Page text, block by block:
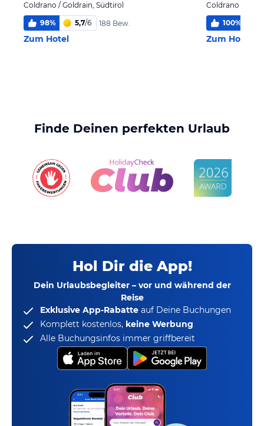
Coldrano / Goldrain, Südtirol
98% 5,7/6 188 Bew.
Zum Hotel
Coldrano /
100%
Zum Hotel
Finde Deinen perfekten Urlaub
Hol Dir die App!
Dein Urlaubsbegleiter – vor und während der
Reise
Exklusive App-Rabatte auf Deine Buchungen
Komplett kostenlos, keine Werbung
Alle Buchungsinfos immer griffbereit